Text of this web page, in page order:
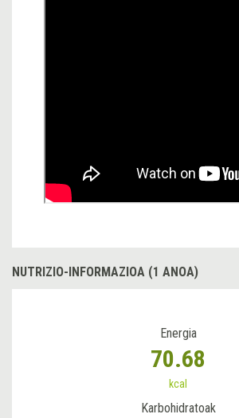
NUTRIZIO-INFORMAZIOA (1 ANOA)
Energia
70.68
kcal
Karbohidratoak